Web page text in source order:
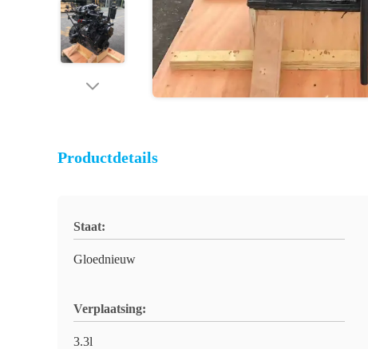
Productdetails
Staat:
Gloednieuw
Verplaatsing:
3.3l